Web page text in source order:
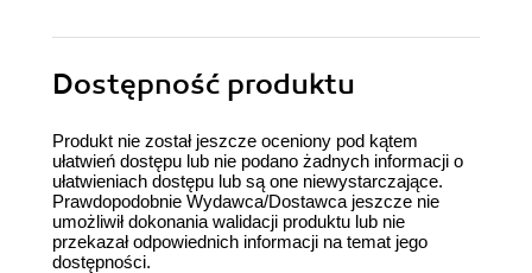
Dostępność produktu
Produkt nie został jeszcze oceniony pod kątem
ułatwień dostępu lub nie podano żadnych informacji o
ułatwieniach dostępu lub są one niewystarczające.
Prawdopodobnie Wydawca/Dostawca jeszcze nie
umożliwił dokonania walidacji produktu lub nie
przekazał odpowiednich informacji na temat jego
dostępności.